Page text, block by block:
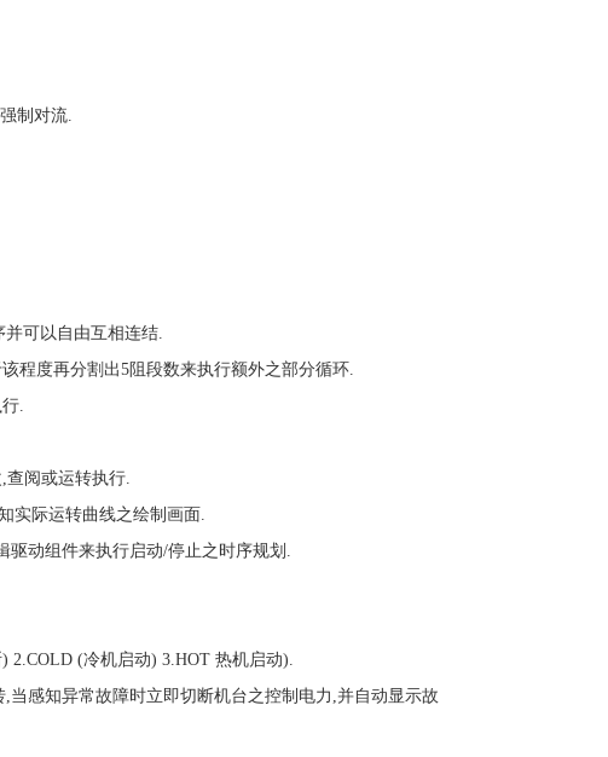
制对流.
可以自由互相连结.
度再分割出5阻段数来执行额外之部分循环.
.
阅或运转执行.
实际运转曲线之绘制画面.
动组件来执行启动/停止之时序规划.
(冷机启动) 3.HOT 热机启动).
感知异常故障时立即切断机台之控制电力,并自动显示故